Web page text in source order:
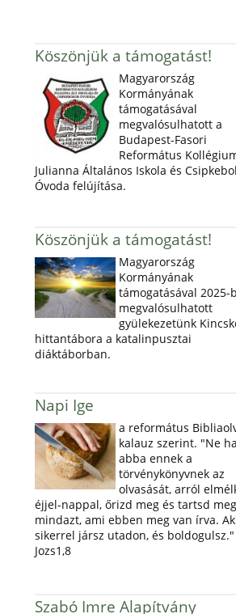
Köszönjük a támogatást!
Magyarország
Kormányának
támogatásával
megvalósulhatott a
Budapest-Fasori
Református
Julianna Általános Iskola és
Óvoda felújítása.
Köszönjük a támogatást!
Magyarország
Kormányának
támogatásával 2025-
megvalósulhatott
gyülekezetünk
hittantábora a katalinpusztai
diáktáborban.
Napi Ige
a református
kalauz szerint. "Ne
abba ennek a
törvénykönyvnek az
olvasását, arról
éjjel-nappal, őrizd meg és tartsd meg
mindazt, ami ebben meg van írva.
sikerrel jársz utadon, és boldogulsz."
Jozs1,8
Szabó Imre Alapítvány